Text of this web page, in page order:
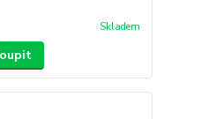
Skladem